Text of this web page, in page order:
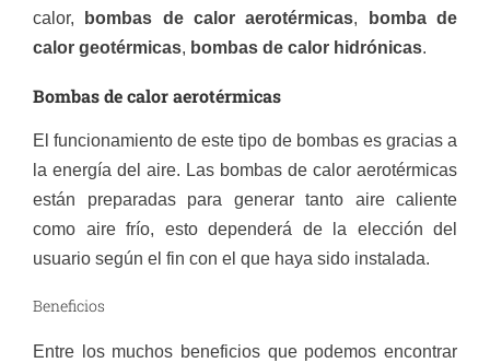
calor,
bombas de calor aerotérmicas,
bomba de
calor geotérmicas, bombas de calor hidrónicas.
Bombas de calor aerotérmicas
El funcionamiento de este tipo de bombas es gracias a
la energía del aire. Las bombas de calor aerotérmicas
están preparadas para generar tanto aire caliente
como aire frío, esto dependerá de la elección del
usuario según el fin con el que haya sido instalada.
Beneficios
Entre los muchos beneficios que podemos encontrar